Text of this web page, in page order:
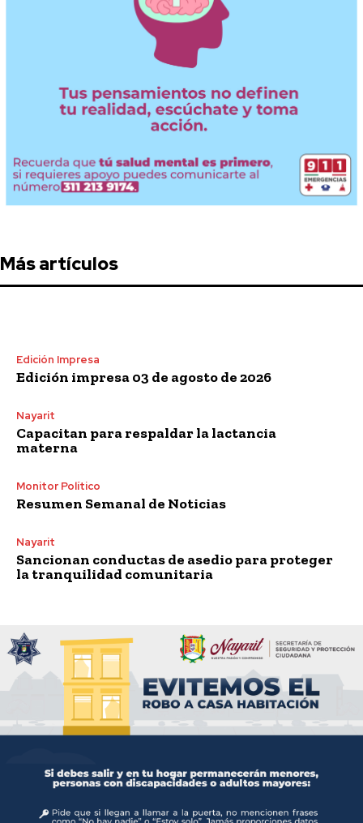
Más artículos
Edición Impresa
Edición impresa 03 de agosto de 2026
Nayarit
Capacitan para respaldar la lactancia
materna
Monitor Político
Resumen Semanal de Noticias
Nayarit
Sancionan conductas de asedio para proteger
la tranquilidad comunitaria